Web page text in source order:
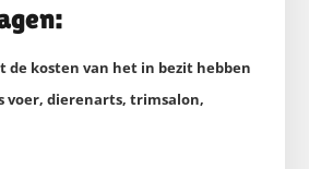
de kosten van het in bezit hebben
voer, dierenarts, trimsalon,